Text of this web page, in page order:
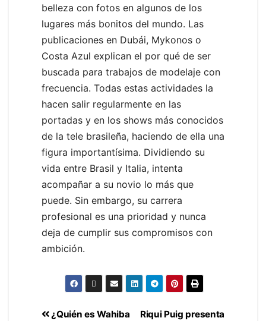
belleza con fotos en algunos de los
lugares más bonitos del mundo. Las
publicaciones en Dubái, Mykonos o
Costa Azul explican el por qué de ser
buscada para trabajos de modelaje con
frecuencia. Todas estas actividades la
hacen salir regularmente en las
portadas y en los shows más conocidos
de la tele brasileña, haciendo de ella una
figura importantísima. Dividiendo su
vida entre Brasil y Italia, intenta
acompañar a su novio lo más que
puede. Sin embargo, su carrera
profesional es una prioridad y nunca
deja de cumplir sus compromisos con
ambición.
Riqui Puig presenta
¿Quién es Wahiba